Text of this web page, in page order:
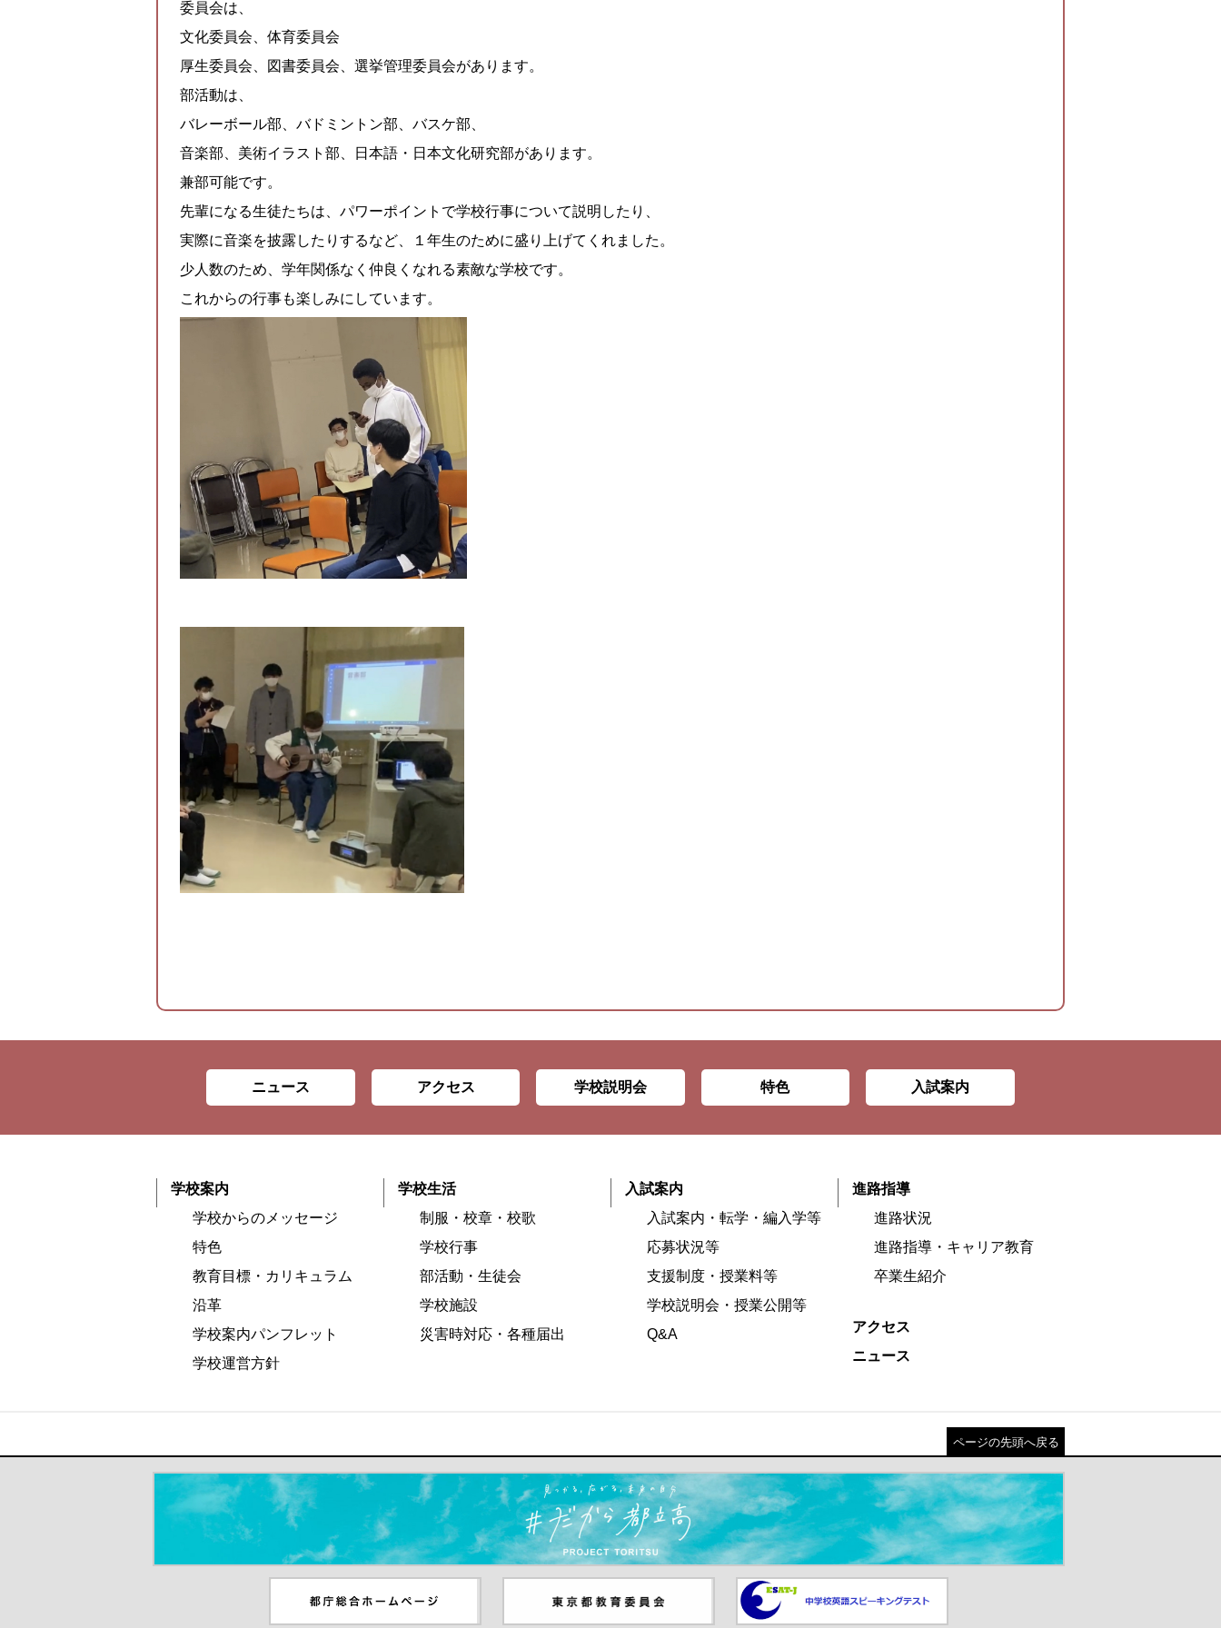
委員会は、
文化委員会、体育委員会
厚生委員会、図書委員会、選挙管理委員会があります。
部活動は、
バレーボール部、バドミントン部、バスケ部、
音楽部、美術イラスト部、日本語・日本文化研究部があります。
兼部可能です。
先輩になる生徒たちは、パワーポイントで学校行事について説明したり、
実際に音楽を披露したりするなど、１年生のために盛り上げてくれました。
少人数のため、学年関係なく仲良くなれる素敵な学校です。
これからの行事も楽しみにしています。
ニュース アクセス 学校説明会 特色 入試案内
学校案内
学校からのメッセージ
特色
教育目標・カリキュラム
沿革
学校案内パンフレット
学校運営方針
学校生活
制服・校章・校歌
学校行事
部活動・生徒会
学校施設
災害時対応・各種届出
入試案内
入試案内・転学・編入学等
応募状況等
支援制度・授業料等
学校説明会・授業公開等
Q&A
進路指導
進路状況
進路指導・キャリア教育
卒業生紹介
アクセス
ニュース
ページの先頭へ戻る
＃だから都立高（別ウインドウが開きます）
ンドウが開きます）
ウが開きます）
中学校英語スピーキングテスト
（別ウインドウが開きます）